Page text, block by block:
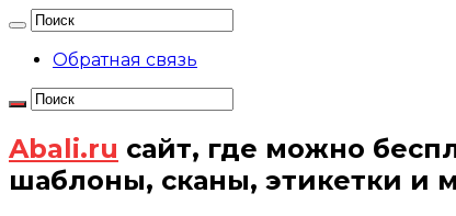
Обратная связь
Abali.ru сайт, где можно
шаблоны, сканы, этикетки и